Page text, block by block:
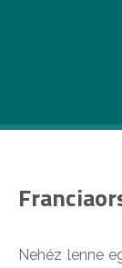
Nehéz lenne